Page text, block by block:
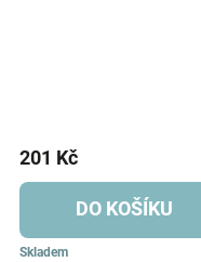
Skladem
201 Kč
DO KOŠÍKU